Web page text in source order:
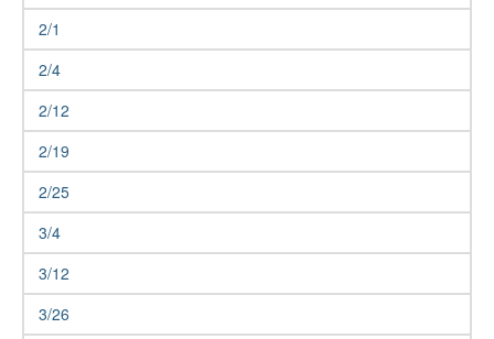
2/1
2/4
2/12
2/19
2/25
3/4
3/12
3/26